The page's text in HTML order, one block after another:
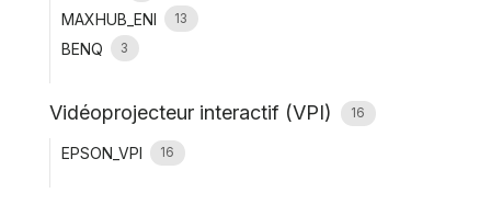
MAXHUB_ENI 13
BENQ 3
Vidéoprojecteur interactif (VPI) 16
EPSON_VPI 16